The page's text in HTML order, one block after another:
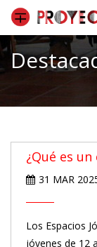
¿Qué es un
31 MAR
Los Espacios
jóvenes de 12